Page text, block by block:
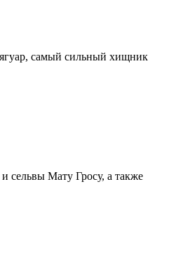
самый сильный хищник
сельвы Мату Гросу, а также